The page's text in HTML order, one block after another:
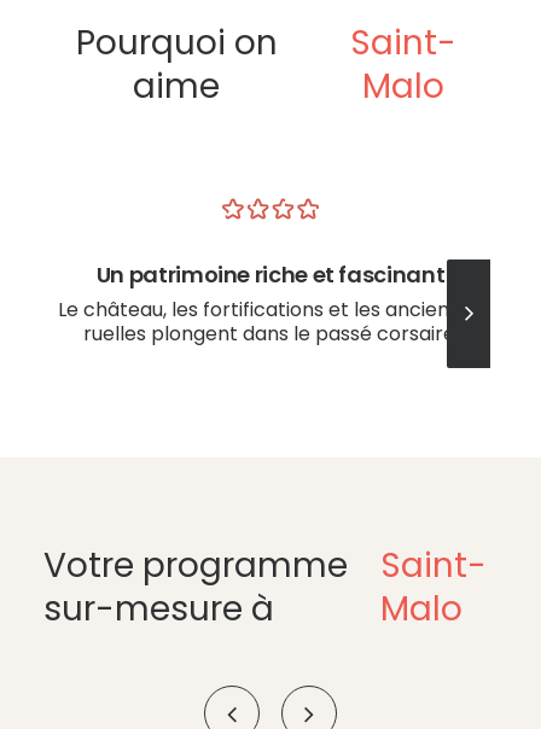
Pourquoi on
aime
Saint-
Malo
Un patrimoine riche et fascinant
Le château, les fortifications et les anciennes
ruelles plongent dans le passé corsaire.
Votre programme
sur-mesure à
Saint-
Malo